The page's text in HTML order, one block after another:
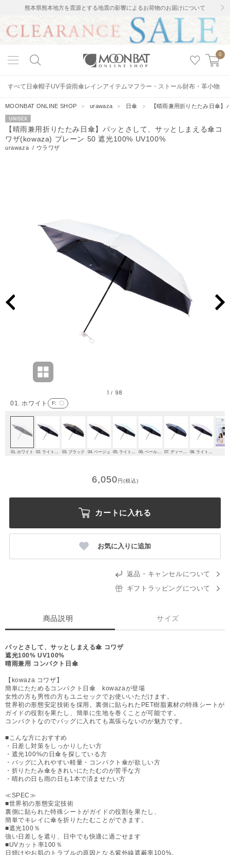
熊本県熊本地方を震源とする地震の影響によるお荷物のお届けについて
0
すべて 日傘帽子UV手袋雨傘レインアイテムマフラー・ストール財布・革小物
MOONBAT ONLINE SHOP ＞urawaza ＞ 日傘 ＞ 【晴雨兼用折りたたみ日傘
UNISEX
【晴雨兼用折りたたみ日傘】パッとさして、サッとしまえる傘コ
ワザ(kowaza) プレーン 50 遮光100% UV100%
urawaza / ウラワザ
01. ホワイト F: 〇
1 / 98
01. ホワイト 03. ブラック 04. ベージュ
6,050円(税込)
カートに入れる
お気に入りに追加
返品・キャンセルについて
ギフトラッピングについて
商品説明 サイズ
パッとさして、サッとしまえる傘 コワザ
遮光100% UV100%
晴雨兼用 コンパクト日傘
【kowaza コワザ】
簡単にたためるコンパクト日傘 kowazaが登場
女性の方も男性の方もユニセックでお使いいただけます。
世界初の形態安定技術を採用。裏側に貼られたPET樹脂素材の特殊シートが
ガイドの役割を果たし、簡単に生地を巻くことが可能です。
コンパクトなのでバッグに入れても嵩張らないのが魅力です。
■こんな方におすすめ
・日差し対策をしっかりしたい方
・遮光100%の日傘を探している方
・バッグに入れやすい軽量・コンパクト傘が欲しい方
・折りたたみ傘をきれいにたたむのが苦手な方
・晴れの日も雨の日も1本で済ませたい方
≪SPEC≫
■世界初の形態安定技術
裏側に貼られた特殊シートがガイドの役割を果たし、
簡単でキレイに傘を折りたたむことができます。
■遮光100％
強い日差しを遮り、日中でも快適に過ごせます
■UVカット率100％
日焼けやお肌のトラブルの原因となる紫外線遮蔽率100%。